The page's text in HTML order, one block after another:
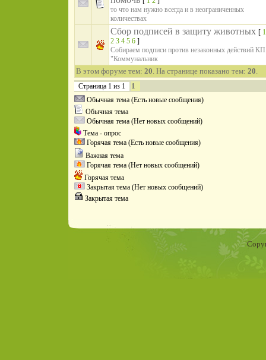
то что нам нужно всегда и в неограниченных
количествах
Сбор подписей в защиту животных [ 1
2 3 4 5 6 ]
Собираем подписи против незаконных действий КП
"Коммунальник
В этом форуме тем: 20. На странице показано тем: 20.
Страница 1 из 1 1
Обычная тема (Есть новые сообщения)
Обычная тема
Обычная тема (Нет новых сообщений)
Тема - опрос
Горячая тема (Есть новые сообщения)
Важная тема
Горячая тема (Нет новых сообщений)
Горячая тема
Закрытая тема (Нет новых сообщений)
Закрытая тема